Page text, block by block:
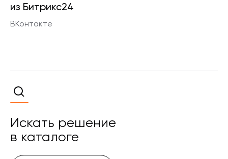
из Битрикс24
ВКонтакте
Искать решение
в каталоге